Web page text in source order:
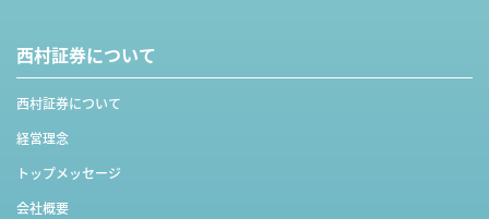
西村証券について
西村証券について
経営理念
トップメッセージ
会社概要